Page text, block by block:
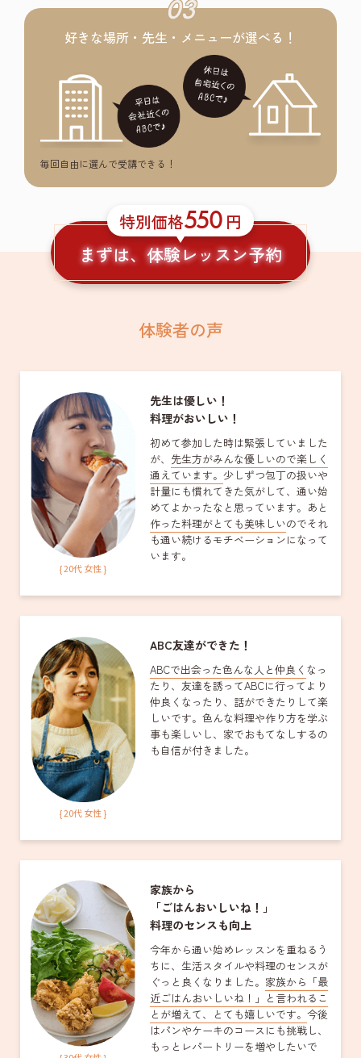
03
好きな場所・先生・メニューが選べる！
毎回自由に選んで受講できる！
特別価格550 円
まずは、体験レッスン予約
体験者の声
{ 20代 女性 }
先生は優しい！
料理がおいしい！
初めて参加した時は緊張していました
が、 先生方がみんな優しいので楽しく
通えています。 少しずつ包丁の扱いや
計量にも慣れてきた気がして、通い始
めてよかったなと思っています。あと
作った料理がとても美味しいのでそれ
も通い続けるモチベーションになって
います。
{ 20代 女性 }
ABC友達ができた！
ABCで出会った色んな人と仲良く なっ
たり、友達を誘ってABCに行ってより
仲良くなったり、話ができたりして楽
しいです。色んな料理や作り方を学ぶ
事も楽しいし、家でおもてなしするの
も自信が付きました。
家族から
「ごはんおいしいね！」
料理のセンスも向上
今年から通い始めレッスンを重ねるう
ちに、生活スタイルや料理のセンスが
ぐっと良くなりました。 家族から「最
近ごはんおいしいね！」と言われるこ
とが増えて、とても嬉しいです。 今後
はパンやケーキのコースにも挑戦し、
もっとレパートリーを増やしたいで